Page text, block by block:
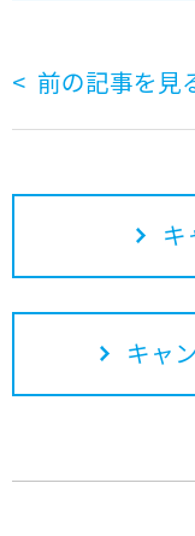
前の記事を見
キ
キャ